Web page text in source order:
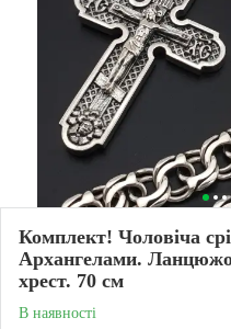
Комплект! Чоловіча
Архангелами.
хрест. 70 см
В наявності